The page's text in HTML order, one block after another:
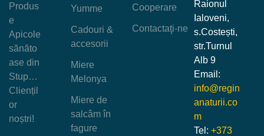
Yumme
Cadouri &
accesorii
Miere
Melonya
Miere de
salcâm în
fagure
Cooperare
Contactaţi-ne
Produs
e
Apicole
sănăto
ase din
Stup…
Cliențil
or
noștri!
Raionul
Ialoveni,
s.Costești,
str.Turnul
Alb 9
Email:
info@regin
anaturii.co
m
Tel: +373